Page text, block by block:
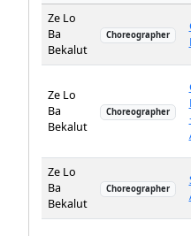
Ze Lo
Ba
Bekalut
Choreographer
Ze Lo
Ba
Bekalut
Choreographer
Ze Lo
Ba
Bekalut
Choreographer